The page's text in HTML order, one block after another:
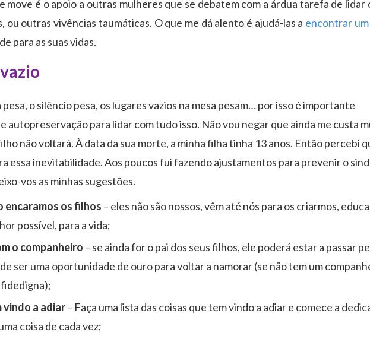
move é o apoio a outras mulheres que se debatem com a árdua tarefa de lidar
ou outras vivências taumáticas. O que me dá alento é ajudá-las a encontrar
para as suas vidas.
pesa, o silêncio pesa, os lugares vazios na mesa pesam… por isso é importante
autopreservação para lidar com tudo isso. Não vou negar que ainda me custa
não voltará. À data da sua morte, a minha filha tinha 13 anos. Então percebi
essa inevitabilidade. Aos poucos fui fazendo ajustamentos para prevenir o
vos as minhas sugestões.
encaramos os filhos – eles não são nossos, vêm até nós para os criarmos,
possível, para a vida;
o companheiro – se ainda for o pai dos seus filhos, ele poderá estar a passar
ser uma oportunidade de ouro para voltar a namorar (se não tem um
fidedigna);
vindo a adiar– Faça uma lista das coisas que tem vindo a adiar e comece a
coisa de cada vez;